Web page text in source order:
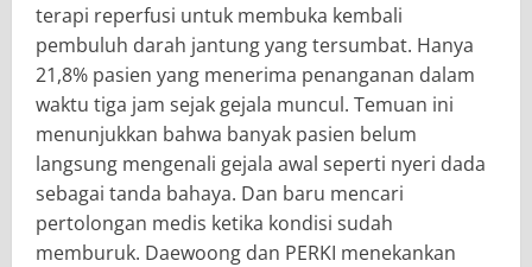
terapi reperfusi untuk membuka kembali
pembuluh darah jantung yang tersumbat. Hanya
21,8% pasien yang menerima penanganan dalam
waktu tiga jam sejak gejala muncul. Temuan ini
menunjukkan bahwa banyak pasien belum
langsung mengenali gejala awal seperti nyeri dada
sebagai tanda bahaya. Dan baru mencari
pertolongan medis ketika kondisi sudah
memburuk. Daewoong dan PERKI menekankan